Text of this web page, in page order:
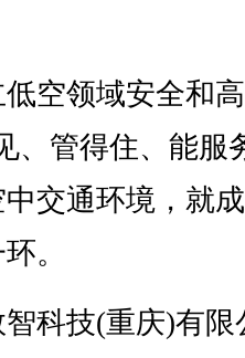
领域安全和高
、管得住、能服
交通环境，就
。
技(重庆)有限